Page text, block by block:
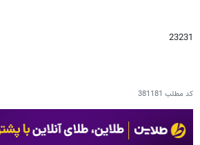
23231
کد مطلب 381181